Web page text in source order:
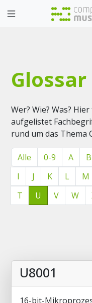
Glossar
Wer? Wie? Was?
aufgelistet
rund um das Thema
Alle 0-9 A B
I
J K L M
T
U V W
U8001
16-bit-